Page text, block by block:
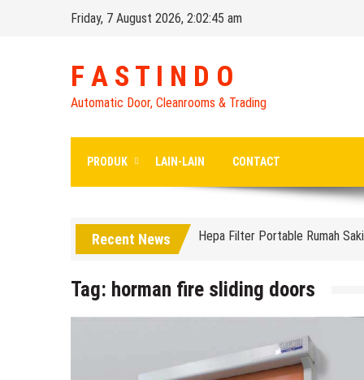
Friday, 7 August 2026, 2:02:46 am
F A S T I N D O
Automatic Door, Cleanrooms & Trading
PRODUK LAIN-LAIN CONTACT
Recent News
Distributor High Speed Door
Harga Filter Hepa untuk Rumah
High Speed Roll Up Door /
Harga High Speed Roller Door
Painting Booth System | Call
Tag: horman fire sliding doors